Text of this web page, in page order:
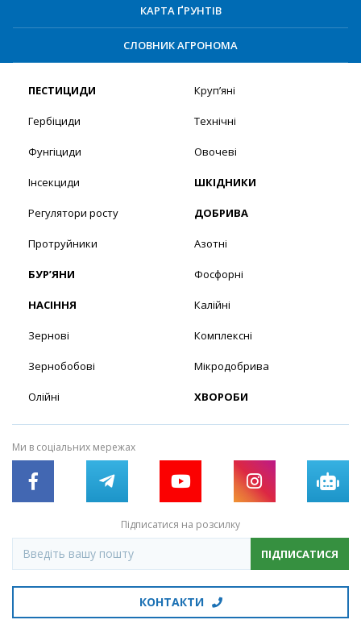
КАРТА ҐРУНТІВ
СЛОВНИК АГРОНОМА
ПЕСТИЦИДИ
Гербіциди
Фунгіциди
Інсекциди
Регулятори росту
Протруйники
БУР’ЯНИ
НАСІННЯ
Зернові
Зернобобові
Олійні
Круп’яні
Технічні
Овочеві
ШКІДНИКИ
ДОБРИВА
Азотні
Фосфорні
Калійні
Комплексні
Мікродобрива
ХВОРОБИ
Ми в соціальних мережах
Підписатися на розсилку
ПІДПИСАТИСЯ
КОНТАКТИ